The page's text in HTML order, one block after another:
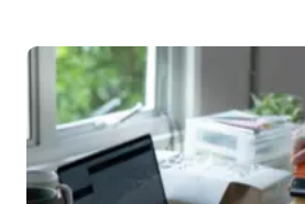
उ
पा
य
ळे
नो
क
ऱ्या